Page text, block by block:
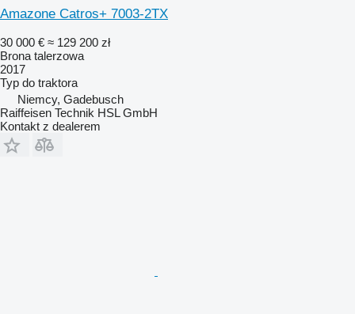
Amazone Catros+ 7003-2TX
30 000 € ≈ 129 200 zł
Brona talerzowa
2017
Typ do traktora
Niemcy, Gadebusch
Raiffeisen Technik HSL GmbH
Kontakt z dealerem